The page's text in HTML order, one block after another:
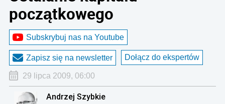
początkowego
Subskrybuj nas na Youtube
Zapisz się na newsletter Dołącz do ekspertów
29 lipca 2009, 06:00
Andrzej Szybkie